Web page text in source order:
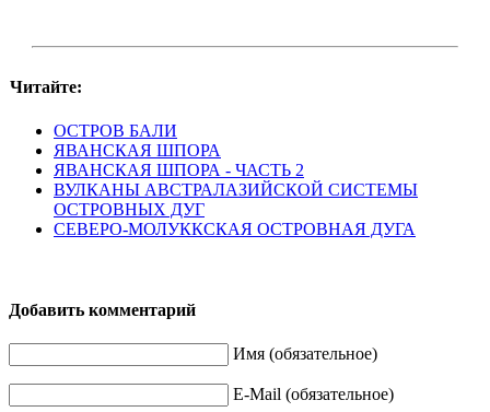
Читайте:
ОСТРОВ БАЛИ
ЯВАНСКАЯ ШПОРА
ЯВАНСКАЯ ШПОРА - ЧАСТЬ 2
ВУЛКАНЫ АВСТРАЛАЗИЙСКОЙ СИСТЕМЫ
ОСТРОВНЫХ ДУГ
СЕВЕРО-МОЛУККСКАЯ ОСТРОВНАЯ ДУГА
Добавить комментарий
Имя (обязательное)
E-Mail (обязательное)